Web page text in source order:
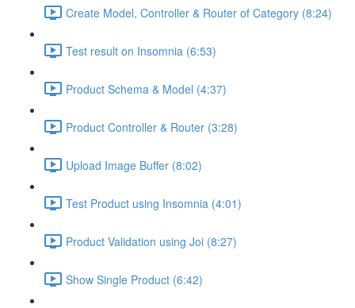
Create Model, Controller & Router of Category (8:24)
Test result on Insomnia (6:53)
Product Schema & Model (4:37)
Product Controller & Router (3:28)
Upload Image Buffer (8:02)
Test Product using Insomnia (4:01)
Product Validation using Joi (8:27)
Show Single Product (6:42)